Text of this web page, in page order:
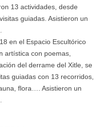
13 actividades, desde
guiadas. Asistieron un
en el Espacio Escultórico
artística con poemas,
del derrame del Xitle, se
guiadas con 13 recorridos,
flora…. Asistieron un